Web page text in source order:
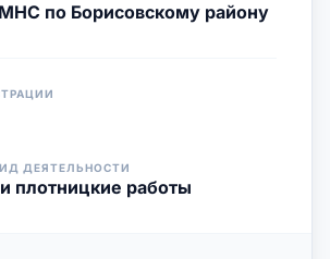
по Борисовскому району
ДЕЯТЕЛЬНОСТИ
плотницкие работы